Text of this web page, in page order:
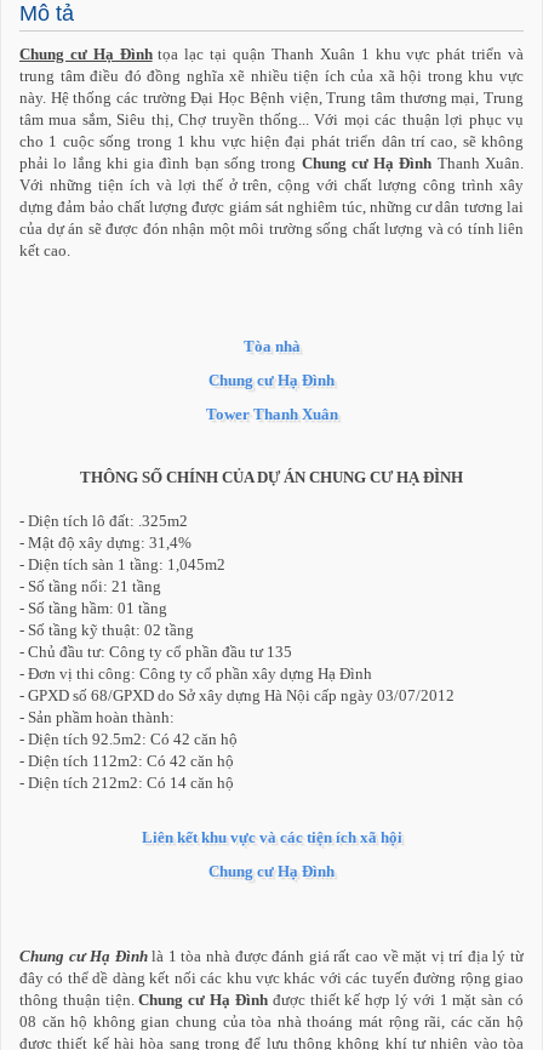
Mô tả
Chung cư Hạ Đìnhtọa lạc tại quận Thanh Xuân 1 khu vực phát triển và
trung tâm điều đó đồng nghĩa xẽ nhiều tiện ích của xã hội trong khu vực
này. Hệ thống các trường Đại Học Bệnh viện, Trung tâm thương mại, Trung
tâm mua sắm, Siêu thị, Chợ truyền thống... Với mọi các thuận lợi phục vụ
cho 1 cuộc sống trong 1 khu vực hiện đại phát triển dân trí cao, sẽ không
phải lo lắng khi gia đình bạn sống trong Chung cư Hạ Đình Thanh Xuân.
Với những tiện ích và lợi thế ở trên, cộng với chất lượng công trình xây
dựng đảm bảo chất lượng được giám sát nghiêm túc, những cư dân tương lai
của dự án sẽ được đón nhận một môi trường sống chất lượng và có tính liên
kết cao.
Tòa nhà
Chung cư Hạ Đình
Tower Thanh Xuân
THÔNG SỐ CHÍNH CỦA DỰ ÁN CHUNG CƯ HẠ ĐÌNH
- Diện tích lô đất: .325m2
- Mật độ xây dựng: 31,4%
- Diện tích sàn 1 tầng: 1,045m2
- Số tầng nổi: 21 tầng
- Số tầng hầm: 01 tầng
- Số tầng kỹ thuật: 02 tầng
- Chủ đầu tư: Công ty cổ phần đầu tư 135
- Đơn vị thi công: Công ty cổ phần xây dựng Hạ Đình
- GPXD số 68/GPXD do Sở xây dựng Hà Nội cấp ngày 03/07/2012
- Sản phầm hoàn thành:
- Diện tích 92.5m2: Có 42 căn hộ
- Diện tích 112m2: Có 42 căn hộ
- Diện tích 212m2: Có 14 căn hộ
Liên kết khu vực và các tiện ích xã hội
Chung cư Hạ Đình
Chung cư Hạ Đìnhlà 1 tòa nhà được đánh giá rất cao về mặt vị trí địa lý từ
đây có thể dề dàng kết nối các khu vực khác với các tuyến đường rộng giao
thông thuận tiện.Chung cư Hạ Đìnhđược thiết kế hợp lý với 1 mặt sàn có
08 căn hộ không gian chung của tòa nhà thoáng mát rộng rãi, các căn hộ
được thiết kế hài hòa sang trọng để lưu thông không khí tự nhiên vào tòa